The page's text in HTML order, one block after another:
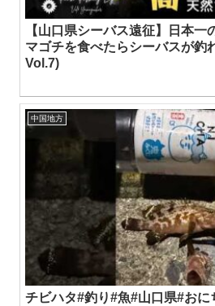
【山口県シーバス遠征】日本一
マゴチを食べたらシーバスが釣
Vol.7)
中国地方
チビハタ#釣り#魚#山口県#おに